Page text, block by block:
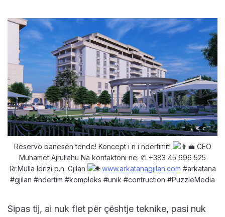
Reservo banesën tënde! Koncept i ri i ndërtimit!
CEO
Muhamet Ajrullahu Na kontaktoni në: ✆ +383 45 696 525
Rr.Mulla Idrizi p.n. Gjilan
www.arkatanagjilan.com #arkatana
#gjilan #ndertim #kompleks #unik #contruction #PuzzleMedia
Sipas tij, ai nuk flet për çështje teknike, pasi nuk